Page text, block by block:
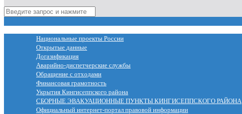
Национальные проекты России
Открытые данные
Догазификация
Аварийно-диспетчерские службы
Обращение с отходами
Финансовая грамотность
Укрытия Кингисеппского района
СБОРНЫЕ ЭВАКУАЦИОННЫЕ ПУНКТЫ КИНГИСЕППСКОГО РАЙОНА
Официальный интернет-портал правовой информации